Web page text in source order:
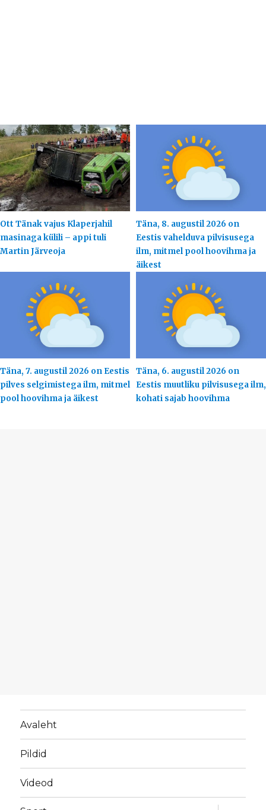
Ott Tänak vajus Klaperjahil
masinaga külili – appi tuli
Martin Järveoja
Täna, 8. augustil 2026 on
Eestis vahelduva pilvisusega
ilm, mitmel pool hoovihma ja
äikest
Täna, 7. augustil 2026 on Eestis
pilves selgimistega ilm, mitmel
pool hoovihma ja äikest
Täna, 6. augustil 2026 on
Eestis muutliku pilvisusega ilm,
kohati sajab hoovihma
Avaleht
Pildid
Videod